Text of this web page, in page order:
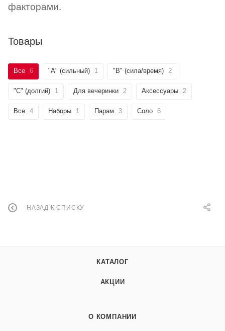
факторами.
Товары
Все 6 "А" (сильный) 1 "B" (сила/время) 2
"C" (долгий) 1 Для вечеринки 2 Аксессуары 2
Все 4 Наборы 1 Парам 3 Соло 6
НАЗАД К СПИСКУ
КАТАЛОГ
АКЦИИ
О КОМПАНИИ